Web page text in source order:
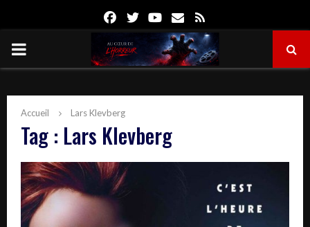
FacebookTwitterYoutube
Email
PRIMARY
Accueil Lars Klevberg
Tag : Lars Klevberg